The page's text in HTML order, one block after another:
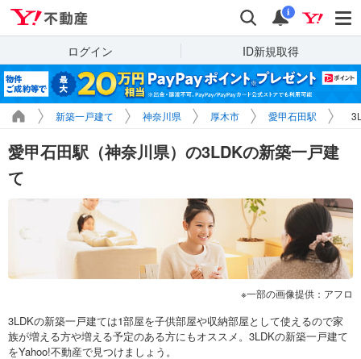
検索 通知
i
ログイン ID新規取得
新築一戸建て 神奈川県 厚木市 愛甲石田駅
愛甲石田駅（神奈川県）の3LDKの新築一戸建
て
一部の画像提供：アフロ
3LDKの新築一戸建ては1部屋を子供部屋や収納部屋として使えるので家
族が増える方や増える予定のある方にもオススメ。3LDKの新築一戸建て
をYahoo!不動産で見つけましょう。